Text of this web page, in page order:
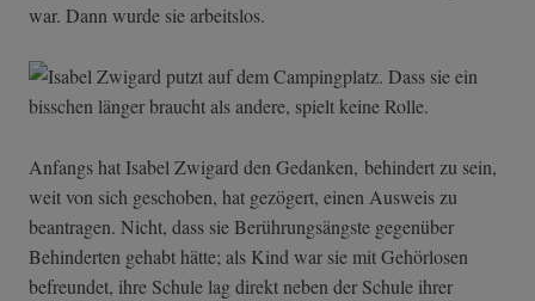
war. Dann wurde sie arbeitslos.
Anfangs hat Isabel Zwigard den Gedanken, behindert zu sein,
weit von sich geschoben, hat gezögert, einen Ausweis zu
beantragen. Nicht, dass sie Berührungsängste gegenüber
Behinderten gehabt hätte; als Kind war sie mit Gehörlosen
befreundet, ihre Schule lag direkt neben der Schule ihrer